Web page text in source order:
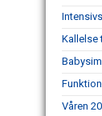
Kallelse
Våren